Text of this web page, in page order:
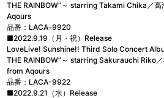
THE RAINBOW”～ starring Takami Chika／
Aqours
品番：LACA-9920
■2022.9.19（月・祝）Release
LoveLive! Sunshine!! Third Solo Concert
THE RAINBOW”～ starring Sakurauchi Riko／
from Aqours
品番：LACA-9922
■2022.9.21（水）Release